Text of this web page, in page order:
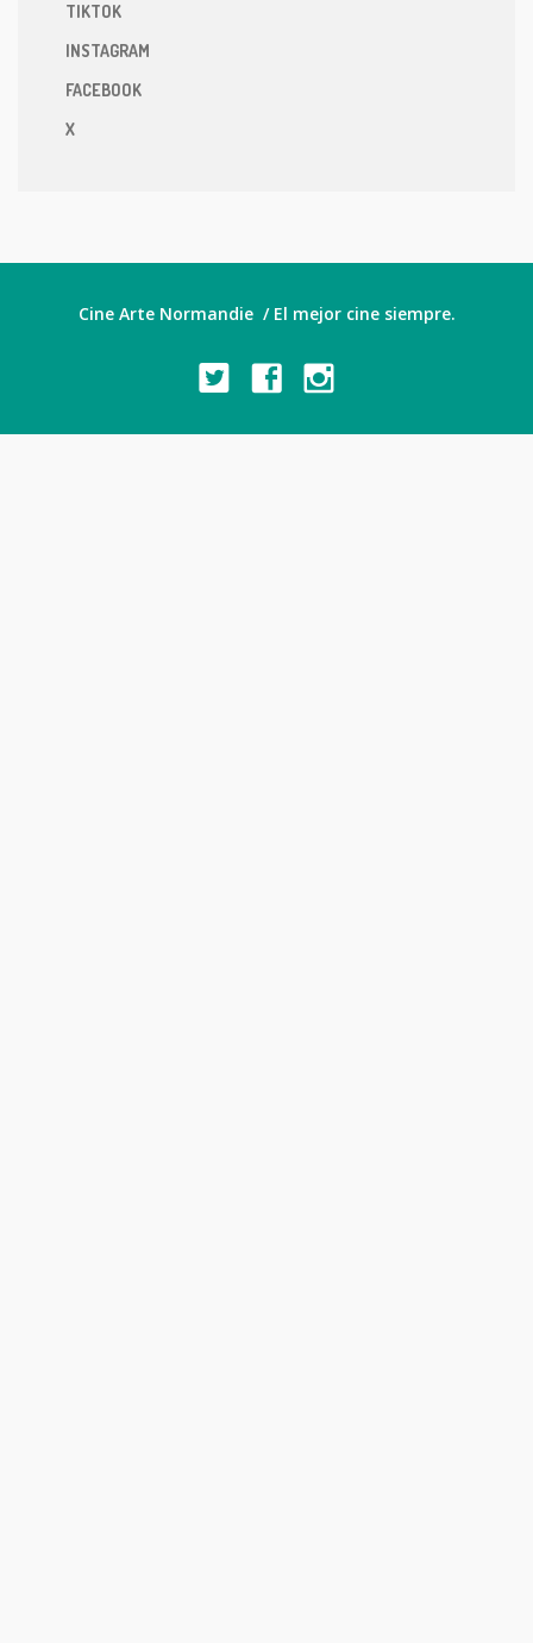
TIKTOK
INSTAGRAM
FACEBOOK
X
Cine Arte Normandie / El mejor cine siempre.